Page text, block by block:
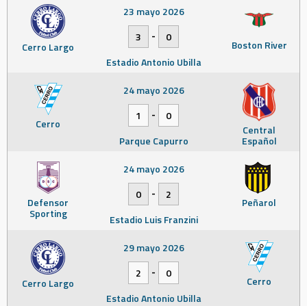
Cerro Largo Boston River
23 mayo 2026
3
-
0
Estadio Antonio Ubilla
Cerro Central
Español
24 mayo 2026
1
-
0
Parque Capurro
Defensor
Sporting
Peñarol
24 mayo 2026
0
-
2
Estadio Luis Franzini
Cerro Largo Cerro
29 mayo 2026
2
-
0
Estadio Antonio Ubilla